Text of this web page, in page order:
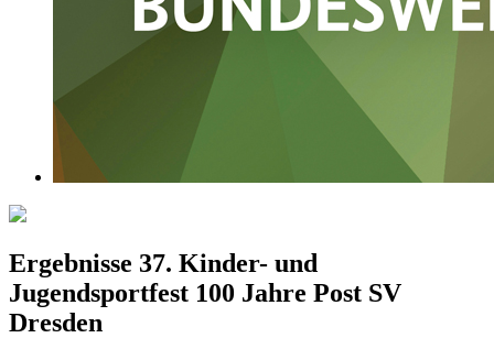
Ergebnisse 37. Kinder- und
Jugendsportfest 100 Jahre Post SV
Dresden